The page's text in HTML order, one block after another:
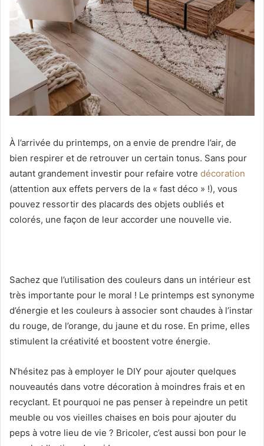
À l’arrivée du printemps, on a envie de prendre l’air, de
bien respirer et de retrouver un certain tonus. Sans pour
autant grandement investir pour refaire votre décoration
(attention aux effets pervers de la « fast déco » !), vous
pouvez ressortir des placards des objets oubliés et
colorés, une façon de leur accorder une nouvelle vie.
Sachez que l’utilisation des couleurs dans un intérieur est
très importante pour le moral ! Le printemps est synonyme
d’énergie et les couleurs à associer sont chaudes à l’instar
du rouge, de l’orange, du jaune et du rose. En prime, elles
stimulent la créativité et boostent votre énergie.
N’hésitez pas à employer le DIY pour ajouter quelques
nouveautés dans votre décoration à moindres frais et en
recyclant. Et pourquoi ne pas penser à repeindre un petit
meuble ou vos vieilles chaises en bois pour ajouter du
peps à votre lieu de vie ? Bricoler, c’est aussi bon pour le